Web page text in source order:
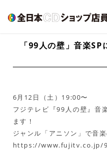
「99人の壁」音楽SP
6月12日（土）19:00〜
フジテレビ『99人の壁』音
ます！
ジャンル「アニソン」で音
https://www.fujitv.co.jp/